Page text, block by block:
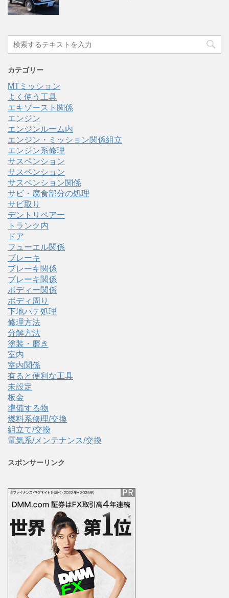
カテゴリー
MTミッション
よく使う工具
エキゾースト関係
エンジン
エンジンルーム内
エンジン・ミッション関係組立
エンジン系修理
サスペンション
サスペンション
サスペンション関係
サビ・腐食部分の処理
サビ取り
デントリペアー
トランク内
ドア
フューエル関係
ブレーキ
ブレーキ関係
ブレーキ関係
ボディー関係
ボディ周り
下地パテ処理
修理方法
分解方法
塗装・磨き
室内
室内関係
有ると便利な工具
未設定
板金
準備する物
燃料系修理/交換
組立て/交換
電気系/メンテナンス/交換
スポンサーリンク